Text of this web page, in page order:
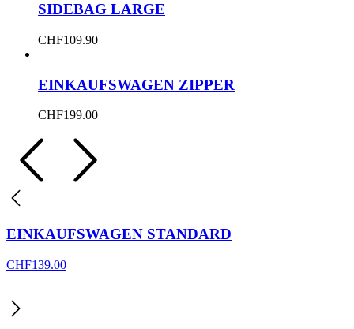
SIDEBAG LARGE
CHF109.90
EINKAUFSWAGEN ZIPPER
CHF199.00
EINKAUFSWAGEN STANDARD
CHF139.00